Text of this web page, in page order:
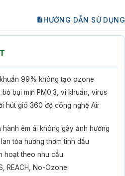
HƯỚNG DẪN SỬ DỤNG
99% không tạo ozone
bỏ bụi mịn PM0.3, vi khuẩn, virus
hút gió 360 độ công nghệ Air
êm ái không gây ảnh hưởng
tỏa hương thơm tinh dầu
hoạt theo nhu cầu
REACH, No-Ozone